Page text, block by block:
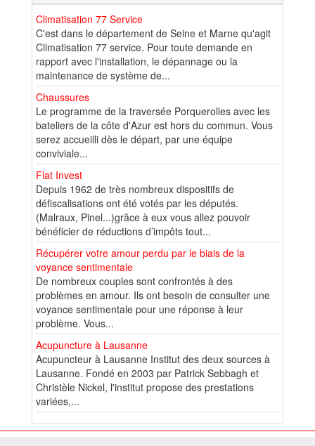
Climatisation 77 Service
C'est dans le département de Seine et Marne qu'agit
Climatisation 77 service. Pour toute demande en
rapport avec l'installation, le dépannage ou la
maintenance de système de...
Chaussures
Le programme de la traversée Porquerolles avec les
bateliers de la côte d'Azur est hors du commun. Vous
serez accueilli dès le départ, par une équipe
conviviale...
Flat Invest
Depuis 1962 de très nombreux dispositifs de
défiscalisations ont été votés par les députés.
(Malraux, Pinel...)grâce à eux vous allez pouvoir
bénéficier de réductions d’impôts tout...
Récupérer votre amour perdu par le biais de la
voyance sentimentale
De nombreux couples sont confrontés à des
problèmes en amour. Ils ont besoin de consulter une
voyance sentimentale pour une réponse à leur
problème. Vous...
Acupuncture à Lausanne
Acupuncteur à Lausanne Institut des deux sources à
Lausanne. Fondé en 2003 par Patrick Sebbagh et
Christèle Nickel, l'institut propose des prestations
variées,...